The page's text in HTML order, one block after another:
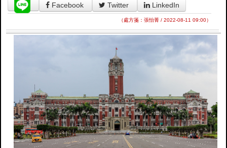
Facebook Twitter LinkedIn
（處方箋：張怡菁 / 2022-08-11 09:00）